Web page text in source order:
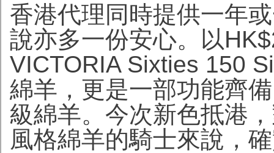
香港代理同時提供一年
說亦多一份安心。以
VICTORIA Sixties 150
綿羊，更是一部功能齊
級綿羊。今次新色抵港
風格綿羊的騎士來說，